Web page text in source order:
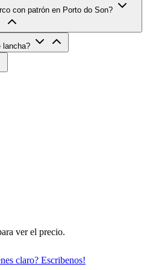
con patrón en Porto do Son?
lancha?
ver el precio.
claro? Escribenos!